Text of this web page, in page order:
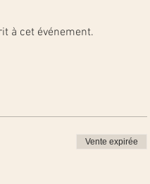
à cet événement.
Vente expirée